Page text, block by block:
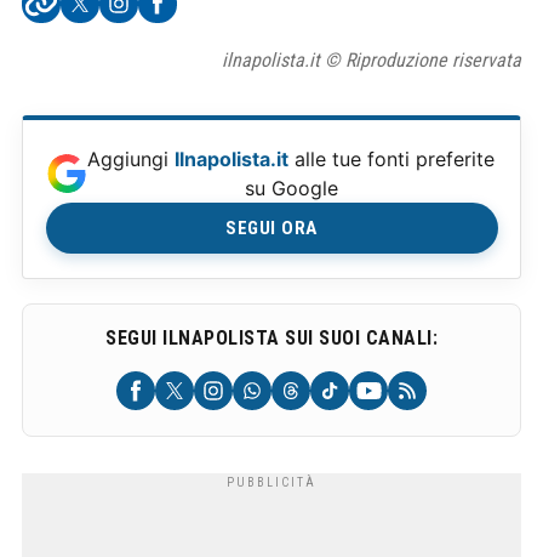
ilnapolista.it © Riproduzione riservata
Aggiungi Ilnapolista.it alle tue fonti preferite
su Google
SEGUI ORA
SEGUI ILNAPOLISTA SUI SUOI CANALI: